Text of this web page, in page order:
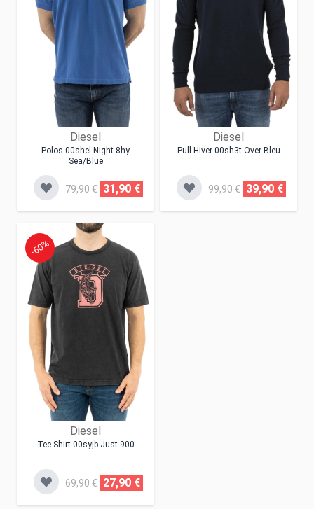
Diesel
Polos 00shel Night 8hy
Sea/blue
79,90 € 31,90 €
Diesel
Pull Hiver 00sh3t Over Bleu
99,90 € 39,90 €
Diesel
Tee Shirt 00syjb Just 900
-60%
69,90 € 27,90 €